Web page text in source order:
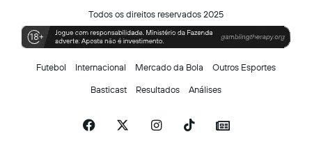
Todos os direitos reservados 2025
Futebol Internacional Mercado da Bola Outros Esportes
Basticast Resultados Análises
Facebook InstagramTikTokSiga-